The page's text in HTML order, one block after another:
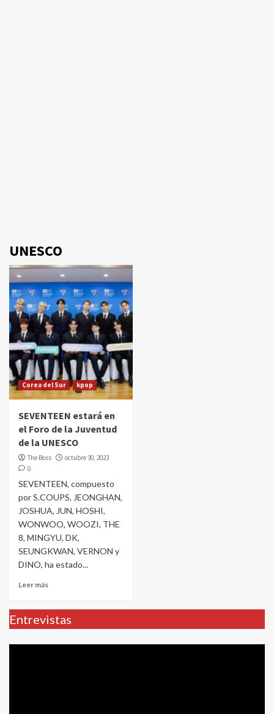
UNESCO
Corea del Sur kpop
SEVENTEEN estará en
el Foro de la Juventud
de la UNESCO
The Boss
octubre 30, 2023
0
SEVENTEEN, compuesto
por S.COUPS, JEONGHAN,
JOSHUA, JUN, HOSHI,
WONWOO, WOOZI, THE
8, MINGYU, DK,
SEUNGKWAN, VERNON y
DINO, ha estado...
Leer más
Entrevistas